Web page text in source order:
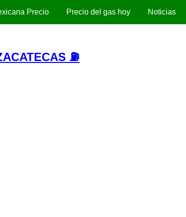
Precio Precio del gas hoy Noticias
⛽